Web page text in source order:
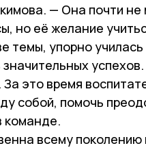
— Она почти не
но её желание
темы, упорно
успехов.
это время
собой, помочь
команде.
всему